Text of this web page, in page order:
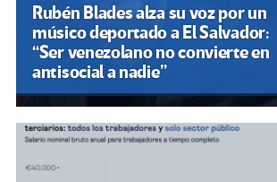
Rubén Blades alza su voz por un
músico deportado a El Salvador:
“Ser venezolano no convierte en
antisocial a nadie”